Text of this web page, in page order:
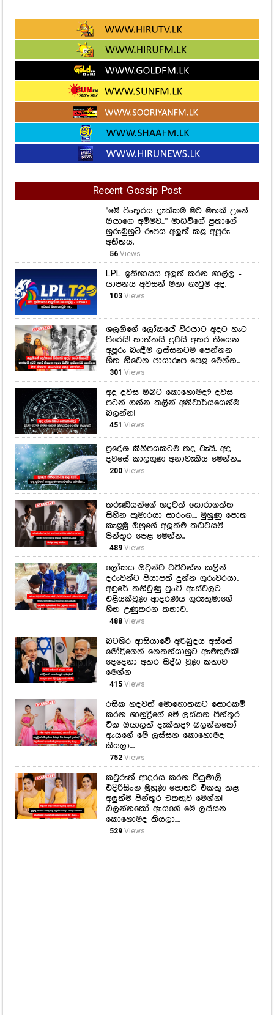
Recent Gossip Post
"මේ පිංතූරය දැක්කම මට මතක් උනේ
ඔයාගෙ අම්මව..." මාධවීගේ පුතාගේ
හුරුබුහුටි රූපය අලුත් කළ අපූරු
LPL ඉතිහාසය අලුත් කරන ගාල්ල -
යාපනය අවසන් මහා ගැටුම අද.
103 Views
ශලනිගේ ලෝකයේ වීරයාට අදට හැට
පිරෙයි! තාත්තයි දුවයි අතර තියෙන
අපූරු බැඳීම ලස්සනටම පෙන්නන
හිත නිවෙන ඡායාරූප පෙළ මෙන්න...
අද දවස ඔබට කොහොමද? දවස
පටන් ගන්න කලින් අනිවාර්යයෙන්ම
451Views
ප්‍රදේශ කිහිපයකටම තද වැසි. අද
දවසේ කාලගුණ අනාවැකිය මෙන්න...
200Views
තරුණියන්ගේ හදවත් සොරාගත්ත
සිහින කුමාරයා සාරංග.... මුහුණු පොත
කැළඹූ ඔහුගේ අලුත්ම කඩවසම්
පින්තූර පෙළ මෙන්න..
489 Views
ලෝකය ඔවුන්ව වට්ටන්න කලින්
දරුවන්ට පියාපත් දුන්න ගුරුවරයා..
අඳුරේ තනිවුණු පුංචි ඇස්වලට
එළියක්වුණු ආදරණීය ගුරුතුමාගේ
හිත උණුකරන කතාව..
බටහිර ආසියාවේ අර්බුදය අස්සේ
මෝදිගෙන් නෙතන්යාහුට ඇමතුමක්!
දෙදෙනා අතර සිද්ධ වුණු කතාව
මෙන්න
415 Views
රසික හදවත් මොහොතකට සොරකම්
කරන ශානුද්‍රිගේ මේ ලස්සන පින්තූර
ටික ඔයාලත් දැක්කද? බලන්නකෝ
ඇයගේ මේ ලස්සන කොහොමද
කියලා....
752 Views